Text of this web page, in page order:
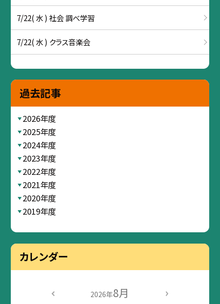
7/22( 水 ) 社会 調べ学習
7/22( 水 ) クラス音楽会
過去記事
2026年度
2025年度
2024年度
2023年度
2022年度
2021年度
2020年度
2019年度
カレンダー
2026年8月